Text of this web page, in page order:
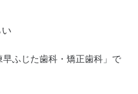
ふじた歯科・矯正歯科」で